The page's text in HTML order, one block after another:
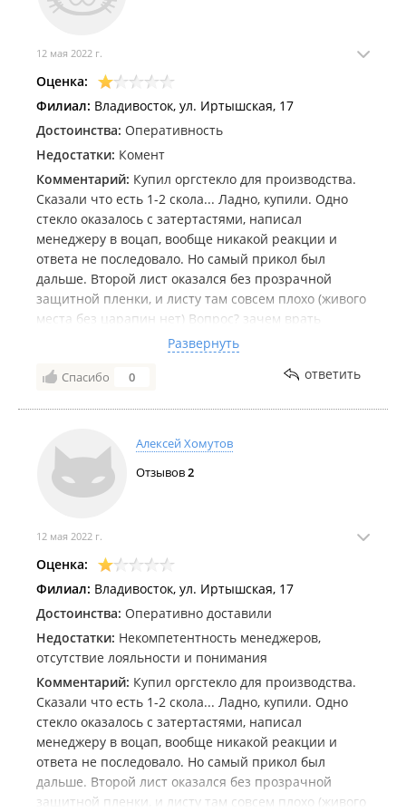
12 мая 2022 г.
Оценка:
Филиал: Владивосток, ул. Иртышская, 17
Достоинства: Оперативность
Недостатки: Комент
Комментарий: Купил оргстекло для производства.
Сказали что есть 1-2 скола... Ладно, купили. Одно
стекло оказалось с затертастями, написал
менеджеру в воцап, вообще никакой реакции и
ответа не последовало. Но самый прикол был
дальше. Второй лист оказался без прозрачной
защитной пленки, и листу там совсем плохо (живого
места без царапин нет) Вопрос? зачем врать
менеджеру, говорить что там только сколы, а
царапин нет? Хотя это было при покупке
обогворено. Никакой скидки, адекватрой реакции
клиента который у ввс брал оргстекло стабильно
несколько раз в неделю.
Развернуть
Спасибо 0 ответить
Алексей Хомутов
Отзывов2
12 мая 2022 г.
Оценка:
Филиал: Владивосток, ул. Иртышская, 17
Достоинства: Оперативно доставили
Недостатки: Некомпетентность менеджеров,
отсутствие лояльности и понимания
Комментарий: Купил оргстекло для производства.
Сказали что есть 1-2 скола... Ладно, купили. Одно
стекло оказалось с затертастями, написал
менеджеру в воцап, вообще никакой реакции и
ответа не последовало. Но самый прикол был
дальше. Второй лист оказался без прозрачной
защитной пленки, и листу там совсем плохо (живого